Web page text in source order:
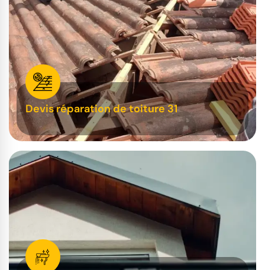
Devis réparation de toiture 31